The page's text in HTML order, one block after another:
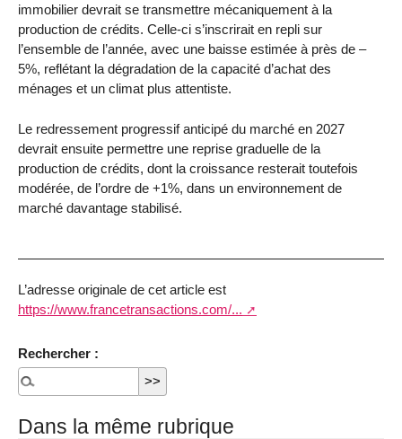
immobilier devrait se transmettre mécaniquement à la
production de crédits. Celle-ci s’inscrirait en repli sur
l’ensemble de l’année, avec une baisse estimée à près de –
5%, reflétant la dégradation de la capacité d’achat des
ménages et un climat plus attentiste.
Le redressement progressif anticipé du marché en 2027
devrait ensuite permettre une reprise graduelle de la
production de crédits, dont la croissance resterait toutefois
modérée, de l’ordre de +1%, dans un environnement de
marché davantage stabilisé.
L’adresse originale de cet article est
https://www.francetransactions.com/...
Rechercher :
Dans la même rubrique